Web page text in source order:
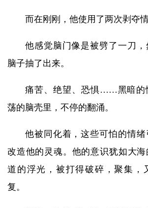
而在刚刚，他使用了两次剥夺情
他感觉脑门像是被劈了一刀
脑子抽了出来。
痛苦、绝望、恐惧……黑暗的
荡的脑壳里，不停的翻涌。
他被同化着，这些可怕的情绪
改造他的灵魂。他的意识犹如大海
道的浮光，被打得破碎，聚集，
复。